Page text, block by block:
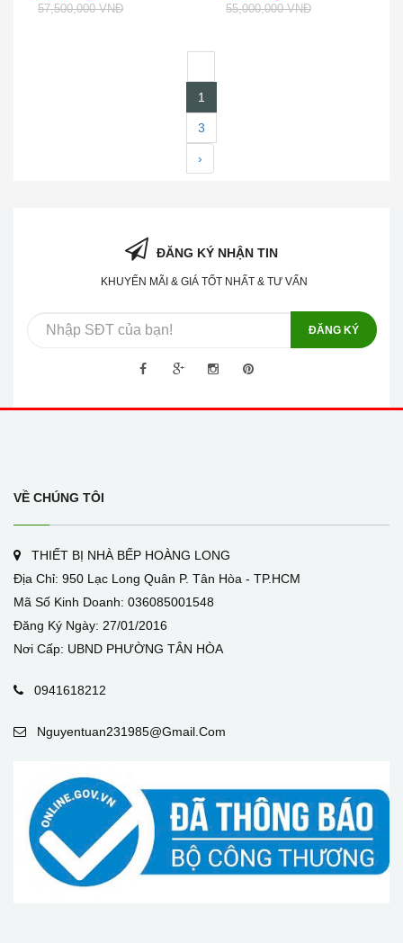
57,500,000 VNĐ 55,000,000 VNĐ
1
3
›
ĐĂNG KÝ NHẬN TIN
KHUYẾN MÃI & GIÁ TỐT NHẤT & TƯ VẤN
ĐĂNG KÝ
VỀ CHÚNG TÔI
THIẾT BỊ NHÀ BẾP HOÀNG LONG
Địa Chỉ: 950 Lạc Long Quân P. Tân Hòa - TP.HCM
Mã Số Kinh Doanh: 036085001548
Đăng Ký Ngày: 27/01/2016
Nơi Cấp: UBND PHƯỜNG TÂN HÒA
0941618212
Nguyentuan231985@gmail.com